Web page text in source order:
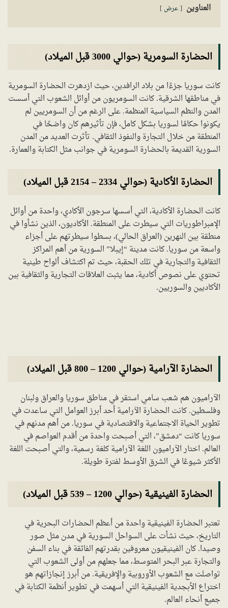
العناوين عرض
الحضارة السومرية (حوالي 3000 قبل الميلاد)
كانت سوريا جزءًا من بلاد الرافدين، حيث ازدهرت الحضارة السومرية
في مناطقها الشرقية. كانت السومريون من أوائل الشعوب التي أسست
المدن والنظم السياسية المنظمة. على الرغم من أن السومريين لم
يكونوا حكامًا لسوريا بشكل كامل، فإن تأثيرهم كان واضحًا في
المنطقة من خلال التجارة والنفوذ الثقافي. تأثرت العديد من المدن
السورية القديمة بالحضارة السومرية في جوانب مثل الكتابة والعمارة.
الحضارة الأكادية (حوالي 2334 – 2154 قبل الميلاد)
كانت الحضارة الأكادية، التي أسسها سرجون الأكادي، واحدة من أوائل
الإمبراطوريات التي سيطرت على المنطقة. الأكاديون، الذين نشأوا في
منطقة بين النهرين (العراق الحالي)، بسطوا سيطرتهم على أجزاء
واسعة من سوريا. كانت مدينة “إيبلا” السورية من أهم المراكز
الثقافية والتجارية في تلك الحقبة، حيث تم اكتشاف ألواح طينية
تحتوي على نصوص أكادية، مما يثبت العلاقات التجارية والثقافية بين
الأكاديين والسوريين.
الحضارة الآرامية (حوالي 1200 – 800 قبل الميلاد)
الآراميون هم شعب سامي استقر في مناطق سوريا والعراق ولبنان
وفلسطين. كانت الحضارة الآرامية أحد أبرز العوامل التي ساعدت في
تطوير الحياة الاجتماعية والاقتصادية في سوريا. من أهم مدنهم في
سوريا كانت “دمشق”، التي أصبحت واحدة من أقدم العواصم في
العالم. اختار الآراميون اللغة الآرامية كلغة رسمية، والتي أصبحت اللغة
الأكثر شيوعًا في الشرق الأوسط لفترة طويلة.
الحضارة الفينيقية (حوالي 1200 – 539 قبل الميلاد)
تعتبر الحضارة الفينيقية واحدة من أعظم الحضارات البحرية في
التاريخ، حيث نشأت على السواحل السورية في مدن مثل صور
وصيدا. كان الفينيقيون معروفين بقدرتهم الفائقة في بناء السفن
والتجارة عبر البحر المتوسط، مما جعلهم من أولى الشعوب التي
تواصلت مع الشعوب الأوروبية والإفريقية. من أبرز إنجازاتهم هو
اختراع الأبجدية الفينيقية التي أسهمت في تطوير أنظمة الكتابة في
جميع أنحاء العالم.